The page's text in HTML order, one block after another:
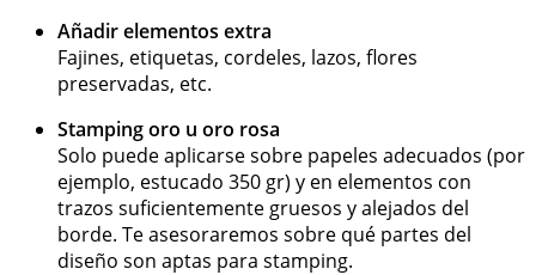
Añadir elementos extra
Fajines, etiquetas, cordeles, lazos, flores
preservadas, etc.
Stamping oro u oro rosa
Solo puede aplicarse sobre papeles adecuados (por
ejemplo, estucado 350 gr) y en elementos con
trazos suficientemente gruesos y alejados del
borde. Te asesoraremos sobre qué partes del
diseño son aptas para stamping.